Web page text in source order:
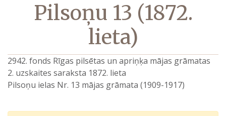
Pilsoņu 13 (1872.
lieta)
2942. fonds Rīgas pilsētas un apriņķa mājas grāmatas
2. uzskaites saraksta 1872. lieta
Pilsoņu ielas Nr. 13 mājas grāmata (1909-1917)